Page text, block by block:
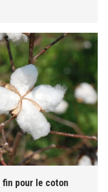
fin pour le coton